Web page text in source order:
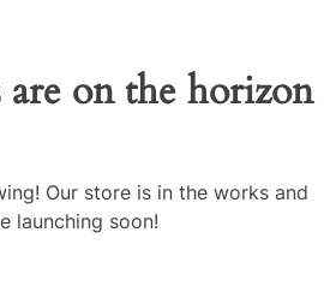
on the horizon
Our store is in the works and
launching soon!